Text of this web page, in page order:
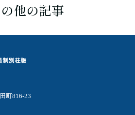
の他の記事
町816-23